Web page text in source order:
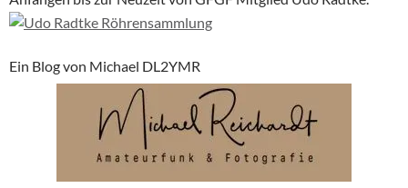
Ein Blog von Michael DL2YMR